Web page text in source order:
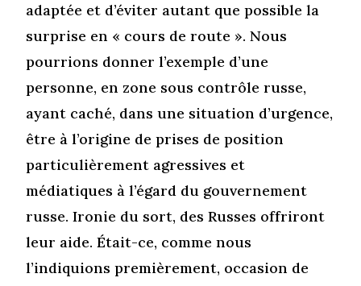
adaptée et d’éviter autant que possible la
surprise en « cours de route ». Nous
pourrions donner l’exemple d’une
personne, en zone sous contrôle russe,
ayant caché, dans une situation d’urgence,
être à l’origine de prises de position
particulièrement agressives et
médiatiques à l’égard du gouvernement
russe. Ironie du sort, des Russes offriront
leur aide. Était-ce, comme nous
l’indiquions premièrement, occasion de